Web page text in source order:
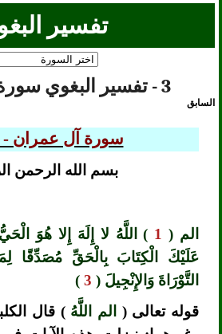
تفسير
3 - تفسير البغوي سورة آل عمران
السابق
سورة آل عمران -
بسم الله الرحمن
الم (1 ) اللَّهُ لا إِلَهَ إِلا هُوَ
عَلَيْكَ الْكِتَابَ بِالْحَقِّ مُصَدِّقًا
التَّوْرَاةَ وَالإِنْجِيلَ (3
)
قوله تعالى ( الم اللَّهُ) قال